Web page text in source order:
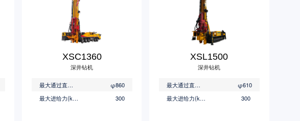
XSC1360
深井钻机
最大通过直径(mm)
φ860
最大进给力(kN)
300
XSL1500
深井钻机
最大通过直径(mm)
φ610
最大进给力(kN)
300